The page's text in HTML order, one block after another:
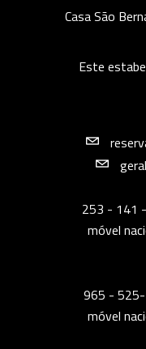
Casa São
Este
253 - 141
móvel
965 - 525-
móvel